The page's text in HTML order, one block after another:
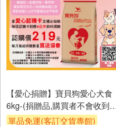
【愛心捐贈】寶貝狗愛心犬食
6kg-(捐贈品,購買者不會收到
品)
單品免運(客訂交貨專館)